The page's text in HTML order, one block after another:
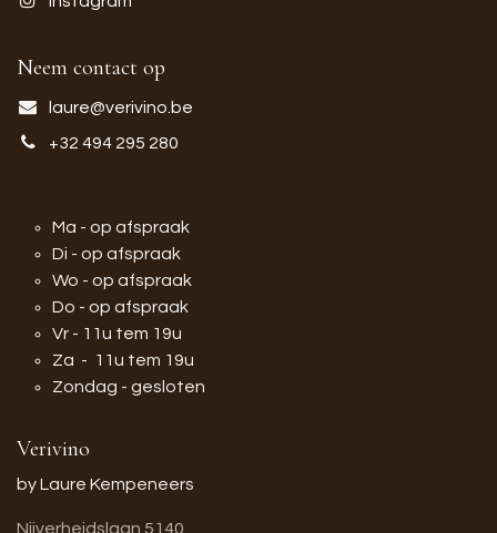
Neem contact op
laure@verivino.be
+32 494 295 280
Ma - op afspraak
Di - op afspraak
Wo - op afspraak
Do - op afspraak
Vr - 11u tem 19u
Za - 11u tem 19u
Zondag - gesloten
Verivino
by Laure Kempeneers
Nijverheidslaan 5140